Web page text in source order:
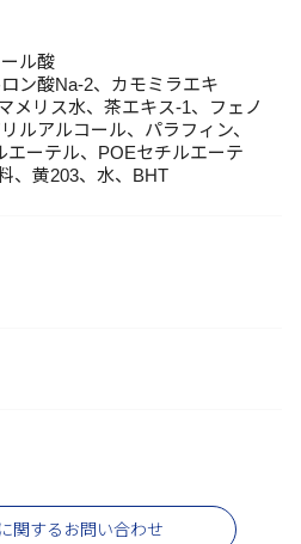
ル酸
ン酸Na-2、カモミラエキ
メリス水、茶エキス-1、フェノ
ルアルコール、パラフィン、
ーテル、POEセチルエーテ
、黄203、水、BHT
関するお問い合わせ